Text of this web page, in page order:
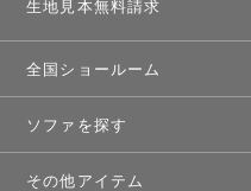
生地見本無料請求
全国ショールーム
ソファを探す
その他アイテム